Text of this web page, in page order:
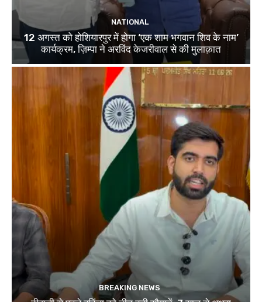
NATIONAL
12 अगस्त को होशियारपुर में होगा ‘एक शाम भगवान शिव के नाम’
कार्यक्रम, ज़िम्पा ने अरविंद केजरीवाल से की मुलाक़ात
BREAKING NEWS